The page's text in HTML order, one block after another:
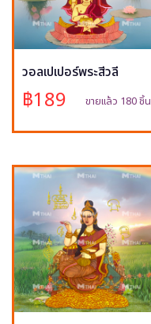
วอลเปเปอร์พระสีวลี
฿189 ขายแล้ว 180 ชิ้น